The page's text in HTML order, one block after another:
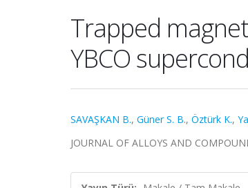
Trapped
YBCO
SAVAŞKAN B., Güner S. B., Öztürk K.,
JOURNAL OF ALLOYS AND